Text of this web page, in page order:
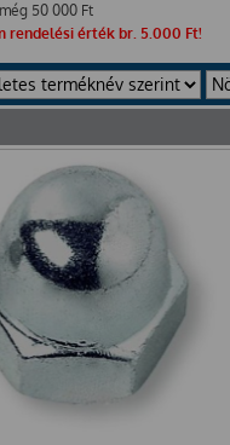
50 000 Ft
rendelési érték br. 5.000 Ft!